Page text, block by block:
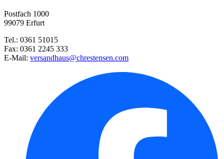
Postfach 1000
99079 Erfurt
Tel.: 0361 51015
Fax: 0361 2245 333
E-Mail: versandhaus@chrestensen.com